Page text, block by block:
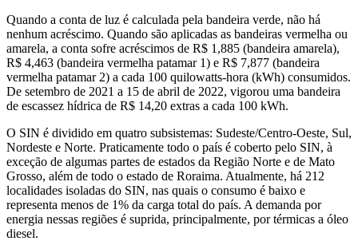
Quando a conta de luz é calculada pela bandeira verde, não há
nenhum acréscimo. Quando são aplicadas as bandeiras vermelha ou
amarela, a conta sofre acréscimos de R$ 1,885 (bandeira amarela),
R$ 4,463 (bandeira vermelha patamar 1) e R$ 7,877 (bandeira
vermelha patamar 2) a cada 100 quilowatts-hora (kWh) consumidos.
De setembro de 2021 a 15 de abril de 2022, vigorou uma bandeira
de escassez hídrica de R$ 14,20 extras a cada 100 kWh.
O SIN é dividido em quatro subsistemas: Sudeste/Centro-Oeste, Sul,
Nordeste e Norte. Praticamente todo o país é coberto pelo SIN, à
exceção de algumas partes de estados da Região Norte e de Mato
Grosso, além de todo o estado de Roraima. Atualmente, há 212
localidades isoladas do SIN, nas quais o consumo é baixo e
representa menos de 1% da carga total do país. A demanda por
energia nessas regiões é suprida, principalmente, por térmicas a óleo
diesel.